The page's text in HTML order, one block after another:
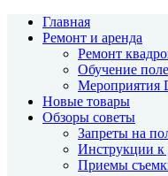
Главная
Ремонт и аренда
Ремонт
Обучение
Мероприятия
Новые товары
Обзоры советы
Запреты на
Инструкции к
Приемы